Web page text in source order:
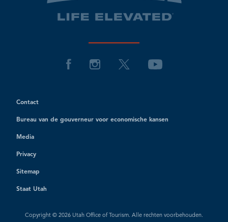
Contact
Bureau van de gouverneur voor economische kansen
Media
Privacy
Sitemap
Staat Utah
Copyright © 2026 Utah Office of Tourism. Alle rechten voorbehouden.